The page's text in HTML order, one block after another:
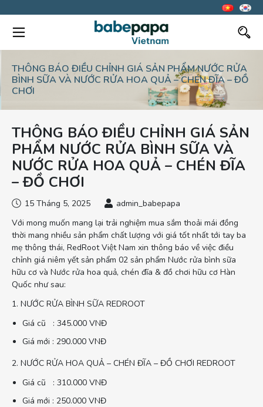
THÔNG BÁO ĐIỀU CHỈNH GIÁ SẢN PHẨM NƯỚC RỬA
BÌNH SỮA VÀ NƯỚC RỬA HOA QUẢ – CHÉN ĐĨA – ĐỒ
CHƠI
THÔNG BÁO ĐIỀU CHỈNH GIÁ SẢN
PHẨM NƯỚC RỬA BÌNH SỮA VÀ
NƯỚC RỬA HOA QUẢ – CHÉN ĐĨA
– ĐỒ CHƠI
15 Tháng 5, 2025
admin_babepapa
Với mong muốn mang lại trải nghiệm mua sắm thoải mái đồng
thời mang nhiều sản phẩm chất lượng với giá tốt nhất tới tay ba
mẹ thông thái, RedRoot Việt Nam xin thông báo về việc điều
chỉnh giá niêm yết sản phẩm 02 sản phẩm Nước rửa bình sữa
hữu cơ và Nước rửa hoa quả, chén đĩa & đồ chơi hữu cơ Hàn
Quốc như sau:
1. NƯỚC RỬA BÌNH SỮA REDROOT
Giá cũ : 345.000 VNĐ
Giá mới : 290.000 VNĐ
2. NƯỚC RỬA HOA QUẢ – CHÉN ĐĨA – ĐỒ CHƠI REDROOT
Giá cũ : 310.000 VNĐ
Giá mới : 250.000 VNĐ